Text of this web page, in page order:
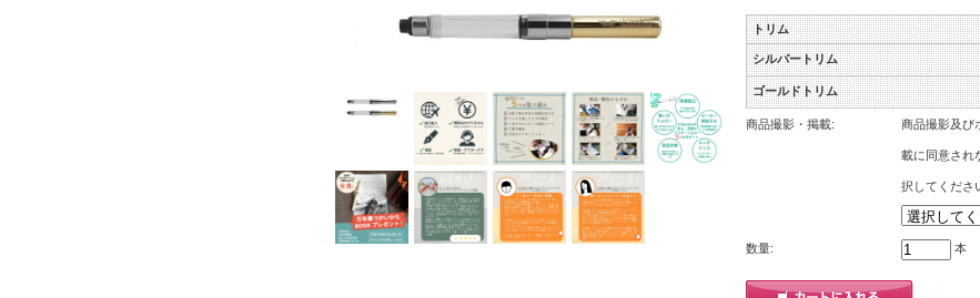
トリム
シルバートリム
ゴールドトリム
商品撮影・掲載: 商品撮影及び
載に同意され
択してくださ
数量: 本